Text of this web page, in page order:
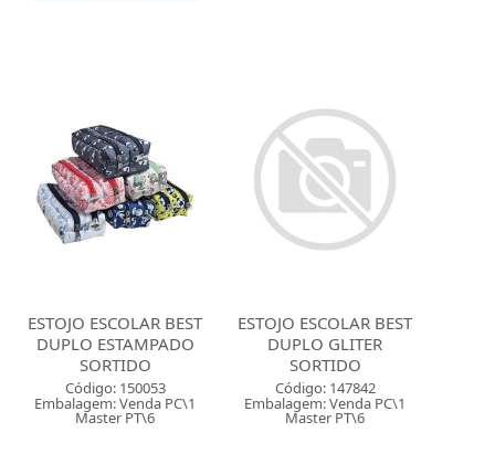
ESTOJO ESCOLAR BEST
DUPLO ESTAMPADO
SORTIDO
Código: 150053
Embalagem: Venda PC\1
Master PT\6
ESTOJO ESCOLAR BEST
DUPLO GLITER
SORTIDO
Código: 147842
Embalagem: Venda PC\1
Master PT\6